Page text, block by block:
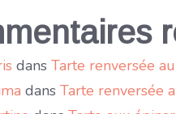
dans Tarte renversée
dans Tarte renversée